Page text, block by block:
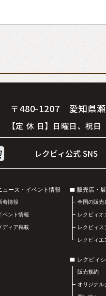
480-1207 愛知県瀬
【定 休 日】日曜日、祝
ュース・イベント情報
着情報
ベント情報
ディア掲載
販売店・
全国の販売
レクビィオ
レクビィス
レクビィエ
レクビィ
販売規約
オリジナル